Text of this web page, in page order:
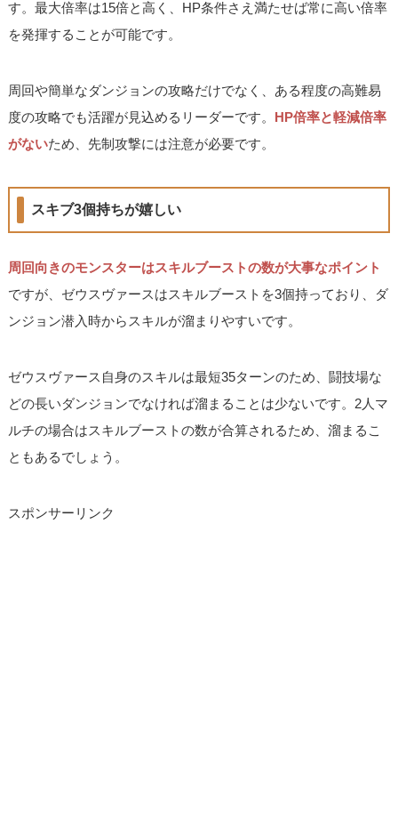
す。最大倍率は15倍と高く、HP条件さえ満たせば常に高い倍率
を発揮することが可能です。
周回や簡単なダンジョンの攻略だけでなく、ある程度の高難易
度の攻略でも活躍が見込めるリーダーです。 HP倍率と軽減倍率
がないため、先制攻撃には注意が必要です。
スキブ3個持ちが嬉しい
周回向きのモンスターはスキルブーストの数が大事なポイント
ですが、ゼウスヴァースはスキルブーストを3個持っており、ダ
ンジョン潜入時からスキルが溜まりやすいです。
ゼウスヴァース自身のスキルは最短35ターンのため、闘技場な
どの長いダンジョンでなければ溜まることは少ないです。2人マ
ルチの場合はスキルブーストの数が合算されるため、溜まるこ
ともあるでしょう。
スポンサーリンク